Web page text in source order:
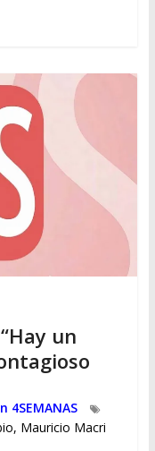
un
4SEMANAS
, Mauricio Macri